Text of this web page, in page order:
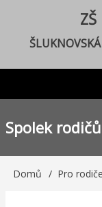
Main
navigation
Spolek
Drobečková
Domů Pro rodiče